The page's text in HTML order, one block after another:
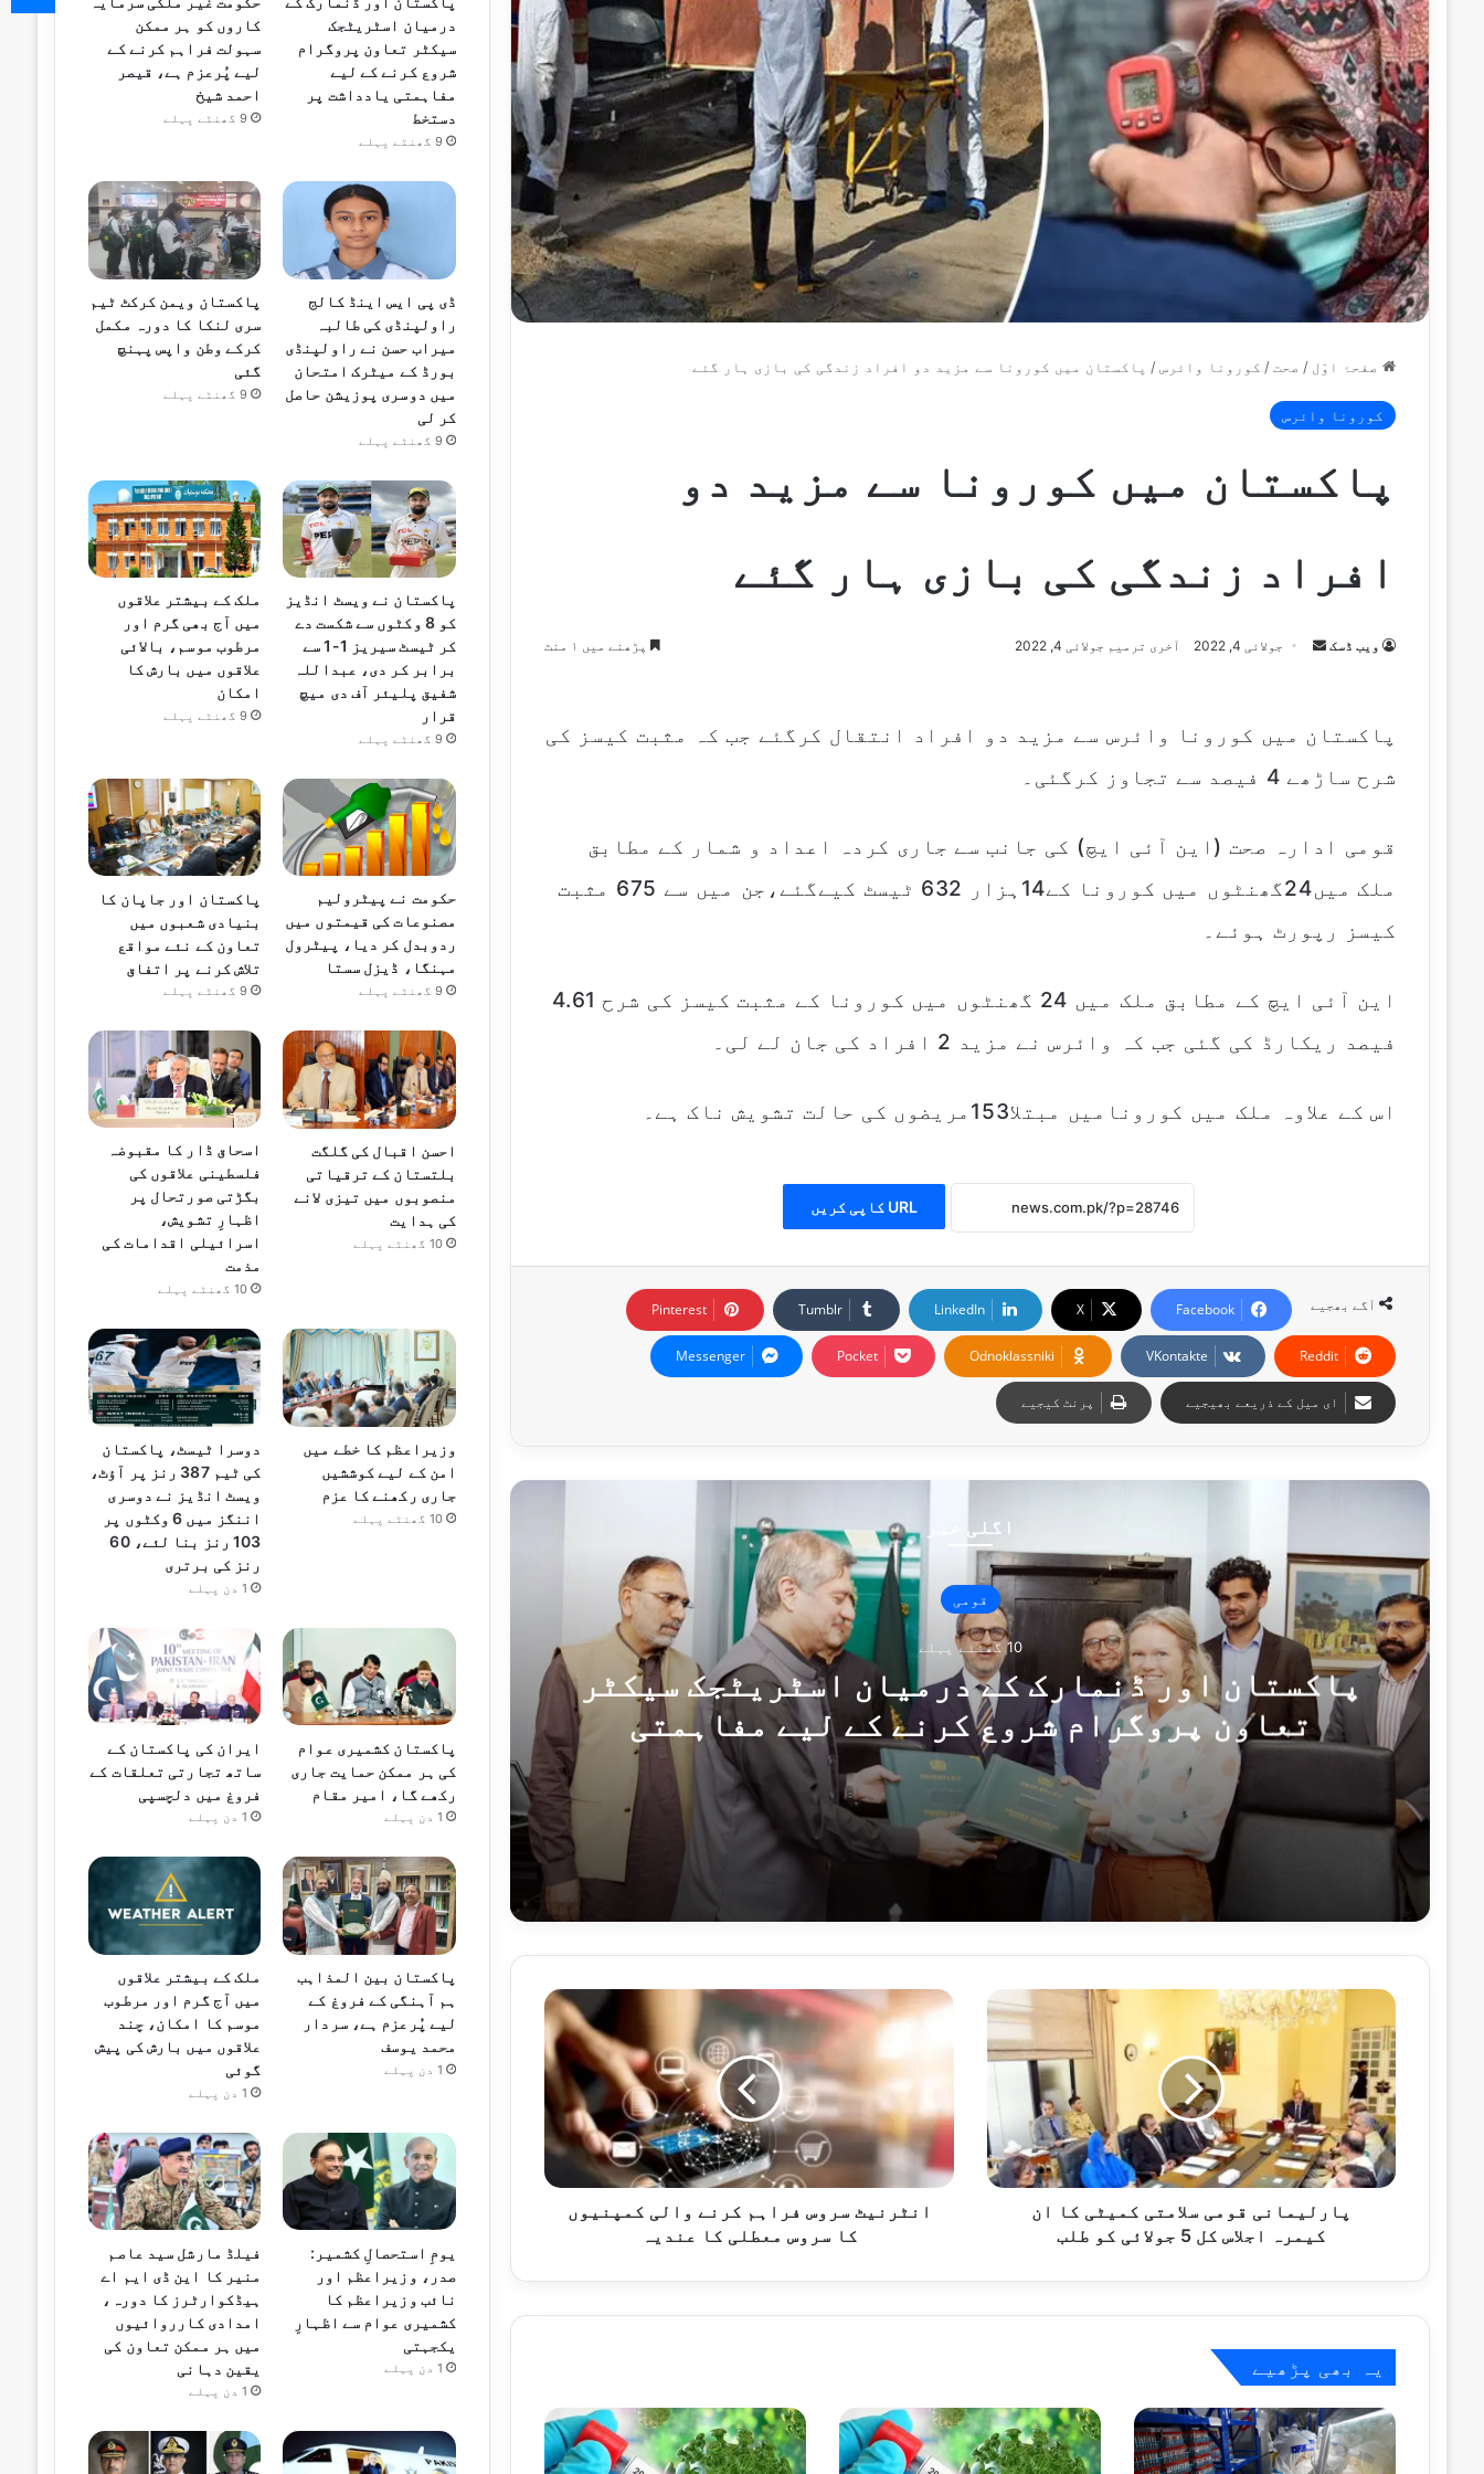
صفحۂ اوّل / صحت / کورونا وائرس / پاکستان میں کورونا سے مزید دو افراد زندگی کی بازی ہار گئے
کورونا وائرس
پاکستان میں کورونا سے مزید دو
افراد زندگی کی بازی ہار گئے
ویب ڈسک
Send جولائی 4, 2022 آخری ترمیم جولائی 4, 2022 پڑھنے میں ۱ منٹ
پاکستان میں کورونا وائرس سے مزید دو افراد انتقال کرگئے جب کہ مثبت کیسز کی
شرح ساڑھے 4 فیصد سے تجاوز کرگئی۔
قومی ادارہ صحت (این آئی ایچ) کی جانب سے جاری کردہ اعداد و شمار کے مطابق
ملک میں24گھنٹوں میں کورونا کے14ہزار 632 ٹیسٹ کیےگئے،جن میں سے 675 مثبت
کیسز رپورٹ ہوئے۔
این آئی ایچ کے مطابق ملک میں 24 گھنٹوں میں کورونا کے مثبت کیسز کی شرح 4.61
فیصد ریکارڈ کی گئی جب کہ وائرس نے مزید 2 افراد کی جان لے لی۔
اس کے علاوہ ملک میں کورونامیں مبتلا153مریضوں کی حالت تشویش ناک ہے۔
URL کاپی کریں
آگے بھجیے Facebook
X
LinkedIn
Tumblr
Pinterest
Reddit
VKontakte
Odnoklassniki
Pocket
Messenger
ای میل کے ذریعے بھیجیے پرنٹ کیجیے
اگلی خبر
قومی
10 گھنٹے پہلے
پاکستان اور ڈنمارک کے درمیان اسٹریٹجک سیکٹر
تعاون پروگرام شروع کرنے کے لیے مفاہمتی
یادداشت پر دستخط
پاکستان اور ڈنمارک کے درمیان اسٹریٹجک سیکٹر تعاون پروگرام شروع کرنے کے لیے مفاہمتی یادداشت پر دستخط
حکومت غیر ملکی سرمایہ کاروں کو ہر ممکن سہولت فراہم کرنے کے لیے پُرعزم ہے، قیصر احمد شیخ
11 گھنٹے پہلے
ڈی پی ایس اینڈ کالج راولپنڈی کی طالبہ میراب حسن نے راولپنڈی بورڈ کے میٹرک امتحان میں دوسری پوزیشن حاصل کر لی
11 گھنٹے پہلے
پاکستان ویمن کرکٹ ٹیم سری لنکا کا دورہ مکمل کرکے وطن واپس پہنچ گئی
11 گھنٹے پہلے
پارلیمانی
قومی
سلامتی
کمیٹی
کا
ان
کیمرہ
اجلاس
کل
طلب
پارلیمانی قومی سلامتی کمیٹی کا ان
کیمرہ اجلاس کل 5 جولائی کو طلب
انٹرنیٹ
سروس
کمپنیوں
کا
معطلی
انٹرنیٹ سروس فراہم کرنے والی کمپنیوں
کا سروس معطلی کا عندیہ
یہ بھی پڑھیے
درمیان اسٹریٹجک
سیکٹر تعاون پروگرام
شروع کرنے کے لیے
مفاہمتی یادداشت پر
دستخط
9 گھنٹے پہلے
کاروں کو ہر ممکن
سہولت فراہم کرنے کے
لیے پُرعزم ہے، قیصر
احمد شیخ
9 گھنٹے پہلے
ڈی پی ایس اینڈ کالج
راولپنڈی کی طالبہ
میراب حسن نے راولپنڈی
بورڈ کے میٹرک امتحان
میں دوسری پوزیشن حاصل
کر لی
9 گھنٹے پہلے
پاکستان ویمن کرکٹ ٹیم
سری لنکا کا دورہ مکمل
کرکے وطن واپس پہنچ
گئی
9 گھنٹے پہلے
پاکستان نے ویسٹ انڈیز
کو 8 وکٹوں سے شکست دے
کر ٹیسٹ سیریز 1-1 سے
برابر کر دی، عبداللہ
شفیق پلیئر آف دی میچ
قرار
9 گھنٹے پہلے
ملک کے بیشتر علاقوں
میں آج بھی گرم اور
مرطوب موسم، بالائی
علاقوں میں بارش کا
امکان
9 گھنٹے پہلے
حکومت نے پیٹرولیم
مصنوعات کی قیمتوں میں
ردوبدل کر دیا، پیٹرول
مہنگا، ڈیزل سستا
9 گھنٹے پہلے
پاکستان اور جاپان کا
بنیادی شعبوں میں
تعاون کے نئے مواقع
تلاش کرنے پر اتفاق
9 گھنٹے پہلے
احسن اقبال کی گلگت
بلتستان کے ترقیاتی
منصوبوں میں تیزی لانے
کی ہدایت
10 گھنٹے پہلے
اسحاق ڈار کا مقبوضہ
فلسطینی علاقوں کی
بگڑتی صورتحال پر
اظہارِ تشویش،
اسرائیلی اقدامات کی
مذمت
10 گھنٹے پہلے
وزیراعظم کا خطے میں
امن کے لیے کوششیں
جاری رکھنے کا عزم
10 گھنٹے پہلے
دوسرا ٹیسٹ، پاکستان
کی ٹیم 387 رنز پر آؤٹ،
ویسٹ انڈیز نے دوسری
اننگز میں 6 وکٹوں پر
103 رنز بنا لئے، 60
رنز کی برتری
1 دن پہلے
پاکستان کشمیری عوام
کی ہر ممکن حمایت جاری
رکھے گا، امیر مقام
1 دن پہلے
ایران کی پاکستان کے
ساتھ تجارتی تعلقات کے
فروغ میں دلچسپی
1 دن پہلے
پاکستان بین المذاہب
ہم آہنگی کے فروغ کے
لیے پُرعزم ہے، سردار
محمد یوسف
1 دن پہلے
ملک کے بیشتر علاقوں
میں آج گرم اور مرطوب
موسم کا امکان، چند
علاقوں میں بارش کی پیش
گوئی
1 دن پہلے
یومِ استحصالِ کشمیر:
صدر، وزیراعظم اور
نائب وزیراعظم کا
کشمیری عوام سے اظہارِ
یکجہتی
1 دن پہلے
فیلڈ مارشل سید عاصم
منیر کا این ڈی ایم اے
ہیڈکوارٹرز کا دورہ،
امدادی کارروائیوں
میں ہر ممکن تعاون کی
یقین دہانی
1 دن پہلے